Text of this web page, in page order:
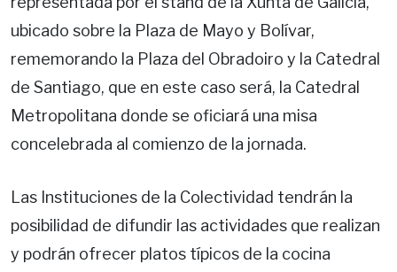
ubicado sobre la Plaza de Mayo y Bolívar,
rememorando la Plaza del Obradoiro y la Catedral
de Santiago, que en este caso será, la Catedral
Metropolitana donde se oficiará una misa
concelebrada al comienzo de la jornada.
Las Instituciones de la Colectividad tendrán la
posibilidad de difundir las actividades que realizan
y podrán ofrecer platos típicos de la cocina